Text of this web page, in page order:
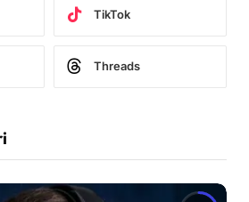
TikTok
Threads